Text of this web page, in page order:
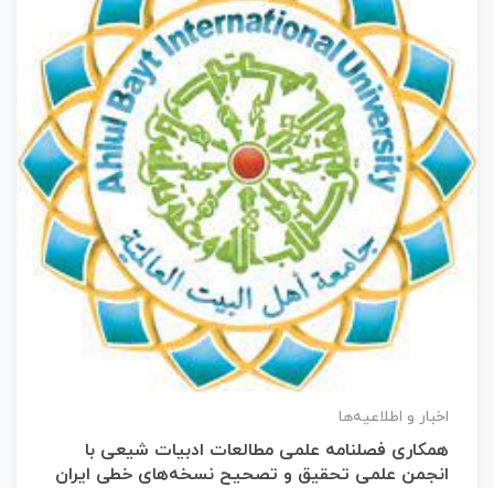
اخبار و اطلاعیه‌ها
همکاری فصلنامه علمی مطالعات ادبیات شیعی با
انجمن علمی تحقیق و تصحیح نسخه‌های خطی ایران